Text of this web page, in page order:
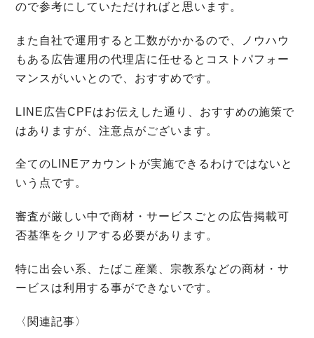
ので参考にしていただければと思います。
また自社で運用すると工数がかかるので、ノウハウ
もある広告運用の代理店に任せるとコストパフォー
マンスがいいとので、おすすめです。
LINE広告CPFはお伝えした通り、おすすめの施策で
はありますが、注意点がございます。
全てのLINEアカウントが実施できるわけではないと
いう点です。
審査が厳しい中で商材・サービスごとの広告掲載可
否基準をクリアする必要があります。
特に出会い系、たばこ産業、宗教系などの商材・サ
ービスは利用する事ができないです。
〈関連記事〉